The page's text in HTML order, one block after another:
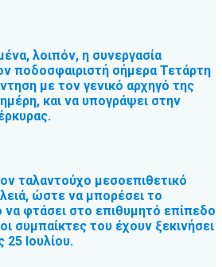
λοιπόν, η συνεργασία
ποδοσφαιριστή σήμερα Τετάρτη
με τον γενικό αρχηγό της
και να υπογράψει στην
ταλαντούχο μεσοεπιθετικό
ώστε να μπορέσει το
φτάσει στο επιθυμητό επίπεδο
συμπαίκτες του έχουν ξεκινήσει
25 Ιουλίου.